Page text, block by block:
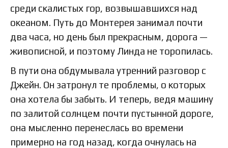
среди скалистых гор, возвышавшихся над
океаном. Путь до Монтерея занимал почти
два часа, но день был прекрасным, дорога —
живописной, и поэтому Линда не торопилась.
В пути она обдумывала утренний разговор с
Джейн. Он затронул те проблемы, о которых
она хотела бы забыть. И теперь, ведя машину
по залитой солнцем почти пустынной дороге,
она мысленно перенеслась во времени
примерно на год назад, когда очнулась на